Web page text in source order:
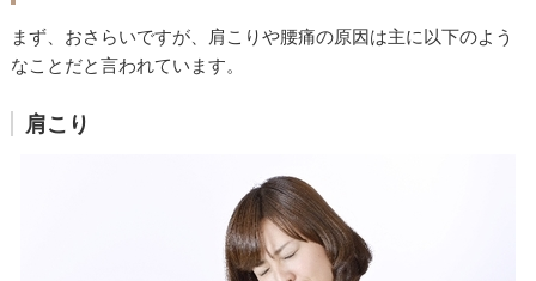
まず、おさらいですが、肩こりや腰痛の原因は主に以下のよう
なことだと言われています。
肩こり